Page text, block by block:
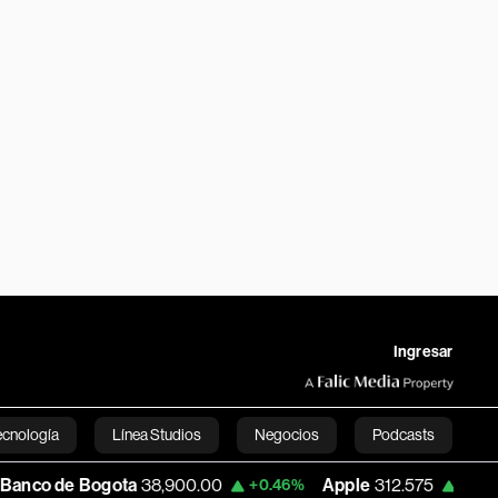
Ingresar
Línea Studios Negocios Podcasts
English
38,900.00 +0.46% Apple 312.575 +0.01% USD